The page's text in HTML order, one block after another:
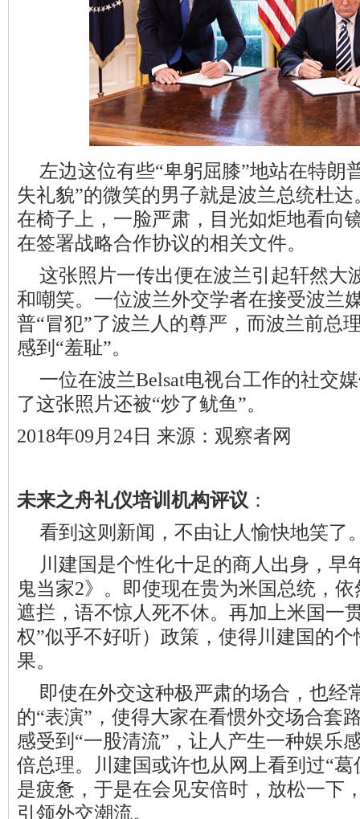
左边这位有些“卑躬屈膝”地站在特朗
失礼貌”的微笑的男子就是波兰总统杜
在椅子上，一脸严肃，目光如炬地看向
在签署战略合作协议的相关文件。
这张照片一传出便在波兰引起轩然大
和嘲笑。一位波兰外交学者在接受波兰
普“冒犯”了波兰人的尊严，而波兰前总
感到“羞耻”。
一位在波兰Belsat电视台工作的社交
了这张照片还被“炒了鱿鱼”。
2018年09月24日 来源：观察者网
未来之舟礼仪培训机构评议 ：
看到这则新闻，不由让人愉快地笑了
川建国是个性化十足的商人出身，早
鬼当家2》。即使现在贵为米国总统，
遮拦，语不惊人死不休。再加上米国一
权”似乎不好听）政策，使得川建国的个
果。
即使在外交这种极严肃的场合，也经
的“表演”，使得大家在看惯外交场合套
感受到“一股清流”，让人产生一种娱乐
倍总理。
川建国或许也从网上看到过“
是疲惫，于是在会见安倍时，放松一下
引领外交潮流。